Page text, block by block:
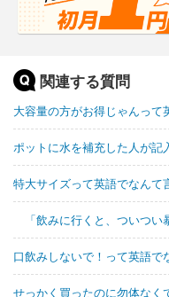
関連する質問
大容量の方がお得じゃんって
ポットに水を補充した人が記
特大サイズって英語でなんて
「飲みに行くと、ついつい
口飲みしないで！って英語で
せっかく買ったのに勿体なく